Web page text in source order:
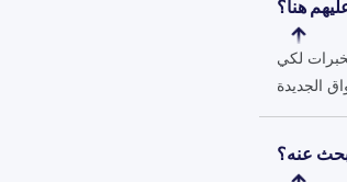
هنا؟
لكي
عنه؟